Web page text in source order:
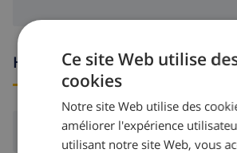
Heures d'arrivée et de départ
Arrivée:De 17:00 avant
Ce site Web utilise
cookies
Notre site Web utilise des
améliorer l'expérience
utilisant notre site Web, vous